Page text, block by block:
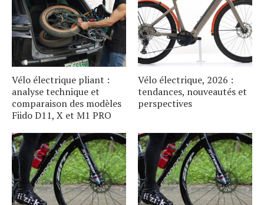
Vélo électrique pliant :
analyse technique et
comparaison des modèles
Fiido D11, X et M1 PRO
Vélo électrique, 2026 :
tendances, nouveautés et
perspectives